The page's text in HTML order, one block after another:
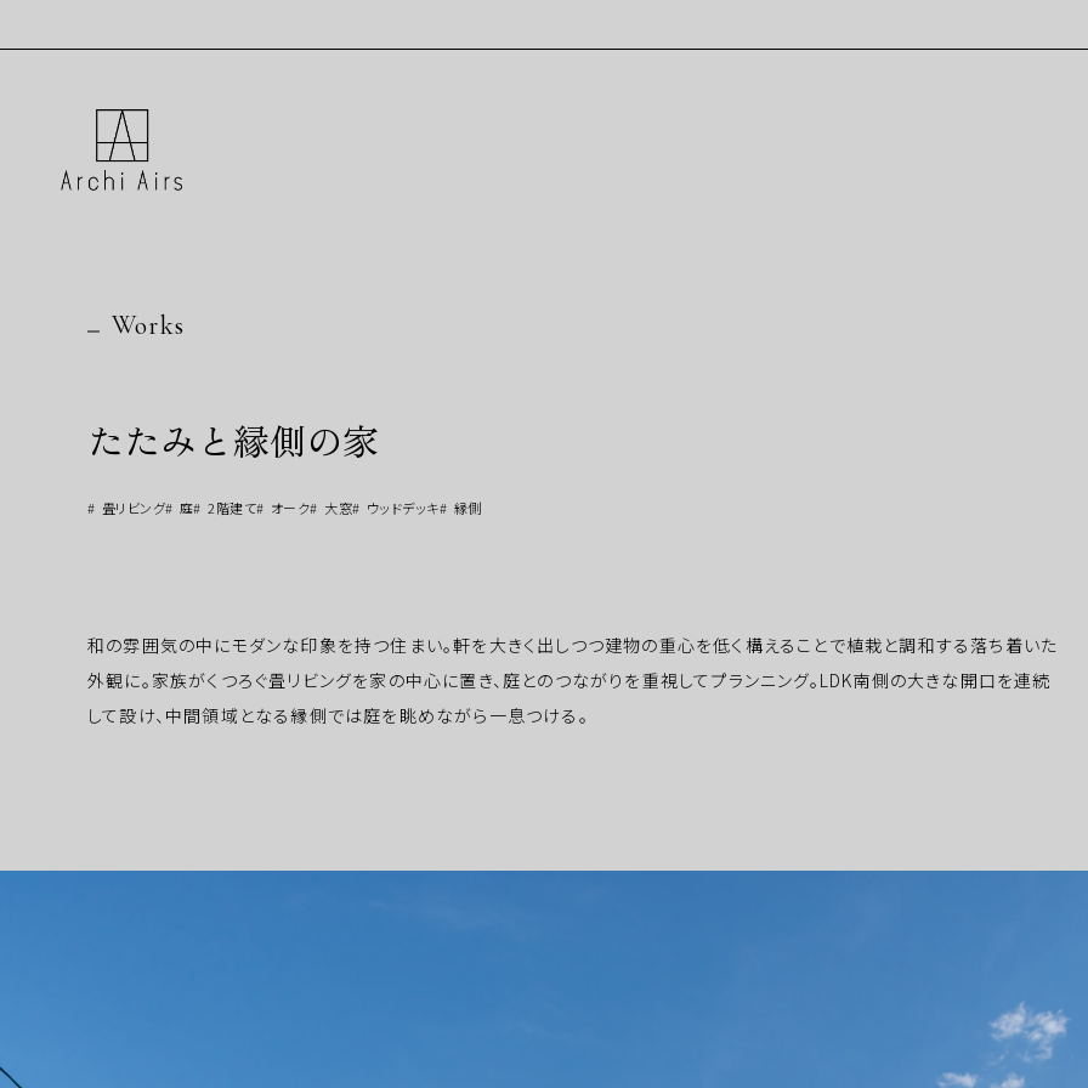
Works
たたみと縁側の家
畳リビング 庭 2階建て オーク 大窓 ウッドデッキ 縁側
和の雰囲気の中にモダンな印象を持つ住まい。軒を大きく出しつつ建物の重心を低く構えることで植栽と調和する落ち着いた
外観に。家族がくつろぐ畳リビングを家の中心に置き、庭とのつながりを重視してプランニング。LDK南側の大きな開口を連続
して設け、中間領域となる縁側では庭を眺めながら一息つける。